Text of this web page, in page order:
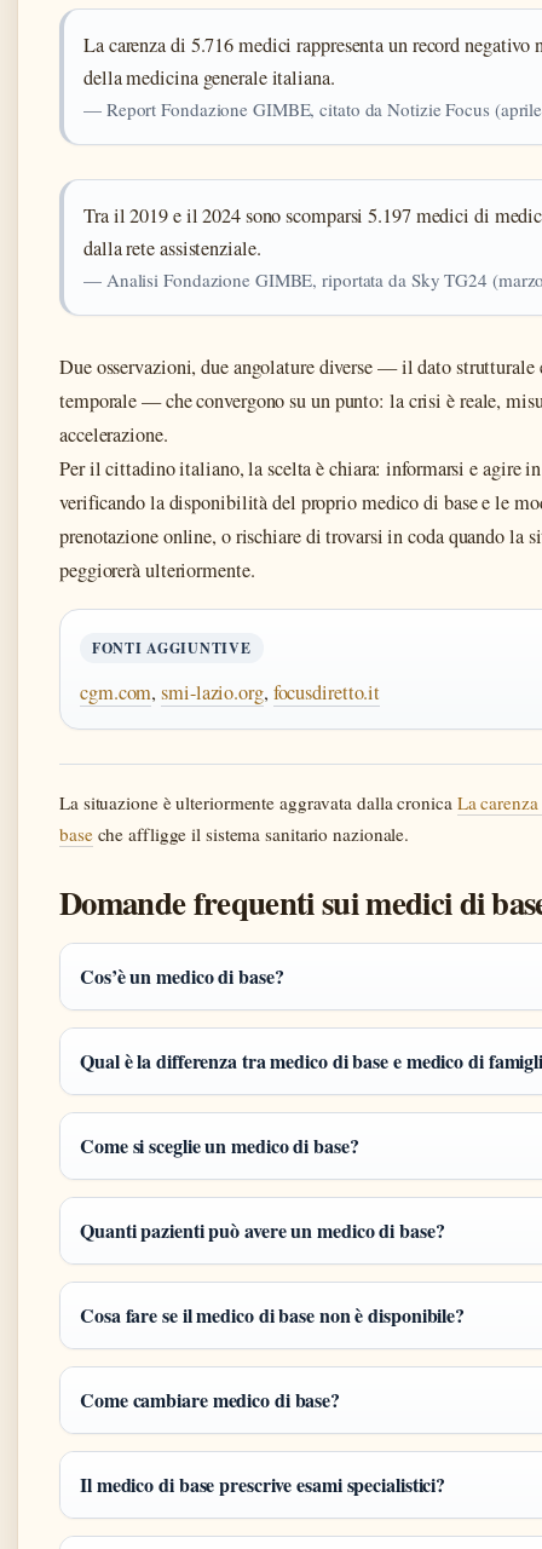
La carenza di 5.716 medici rappresenta un record negativo
della medicina generale italiana.
— Report Fondazione GIMBE, citato da Notizie Focus
Tra il 2019 e il 2024 sono scomparsi 5.197 medici di
dalla rete assistenziale.
— Analisi Fondazione GIMBE, riportata da Sky TG24
Due osservazioni, due angolature diverse — il dato strutturale
temporale — che convergono su un punto: la crisi è reale,
accelerazione.
Per il cittadino italiano, la scelta è chiara: informarsi e agire
verificando la disponibilità del proprio medico di base e le
prenotazione online, o rischiare di trovarsi in coda quando la
peggiorerà ulteriormente.
FONTI AGGIUNTIVE
cgm.com,smi-lazio.org, focusdiretto.it
La situazione è ulteriormente aggravata dalla cronica La
baseche affligge il sistema sanitario nazionale.
Domande frequenti sui medici di
Cos’è un medico di base?
Qual è la differenza tra medico di base e medico di
Come si sceglie un medico di base?
Quanti pazienti può avere un medico di base?
Cosa fare se il medico di base non è disponibile?
Come cambiare medico di base?
Il medico di base prescrive esami specialistici?